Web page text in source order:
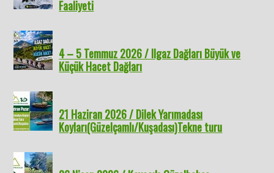
Faaliyeti
4 – 5 Temmuz 2026 / Ilgaz Dağları Büyük ve
Küçük Hacet Dağları
21 Haziran 2026 / Dilek Yarımadası
Koyları(Güzelçamlı/Kuşadası)Tekne turu